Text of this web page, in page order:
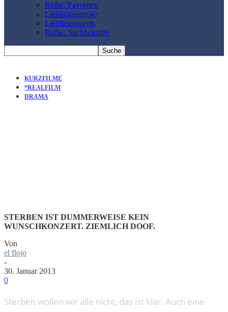
Reihe: Favoriten
Lieblingsgetröte
Lieblingstweets
Reihe: Suchbegriffe
KURZFILME
*REALFILM
DRAMA
STERBEN IST DUMMERWEISE KEIN
WUNSCHKONZERT. ZIEMLICH DOOF.
Von
el flojo
-
30. Januar 2013
0
Sterben wollen wir alle nicht, das ist klar. Auch eine